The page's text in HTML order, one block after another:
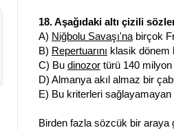
18. Aşağıdaki altı çizili
A) Niğbolu Savaşı'na birçok
B) Repertuarını klasik dönem
C) Bu dinozor türü 140 milyon
D) Almanya akıl almaz bir
E) Bu kriterleri sağlayamayan
Birden fazla sözcük bir araya